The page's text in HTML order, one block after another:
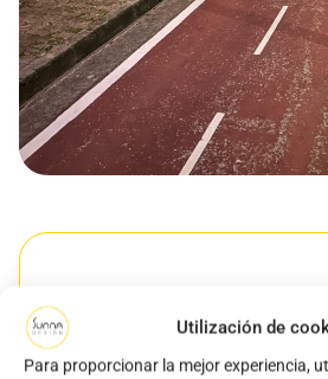
Utilización de
Para proporcionar la mejor experiencia,
Ubicación